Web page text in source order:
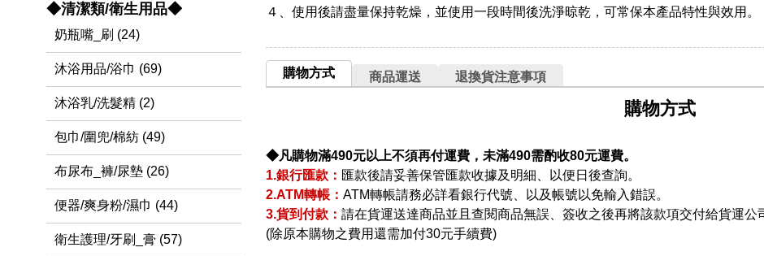
４、使用後請盡量保持乾燥，並使用一段時間後洗淨晾乾，可常保本產品特性與效用。
購物方式 商品運送 退換貨注意事項
購物方式
◆凡購物滿490元以上不須再付運費，未滿490需酌收80元運費。
1.銀行匯款： 匯款後請妥善保管匯款收據及明細、以便日後查詢。
2.ATM轉帳： ATM轉帳請務必詳看銀行代號、以及帳號以免輸入錯誤。
3.貨到付款： 請在貨運送達商品並且查閱商品無誤、簽收之後再將該款項交付給貨運公
(除原本購物之費用還需加付30元手續費)
◆清潔類/衛生用品◆
奶瓶嘴_刷 (24)
沐浴用品/浴巾 (69)
沐浴乳/洗髮精 (2)
包巾/圍兜/棉紡 (49)
布尿布_褲/尿墊 (26)
便器/爽身粉/濕巾 (44)
衛生護理/牙刷_膏 (57)